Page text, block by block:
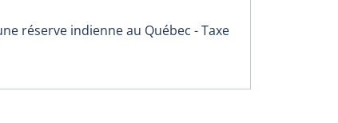
réserve indienne au Québec - Taxe